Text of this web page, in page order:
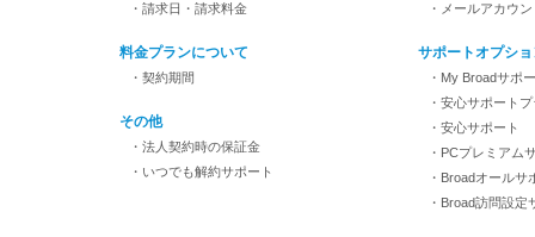
・請求日・請求料金
料金プランについて
・契約期間
その他
・法人契約時の保証金
・いつでも解約サポート
・メールアカウ
サポートオプシ
・My Broadサポ
・安心サポート
・安心サポート
・PCプレミアム
・Broadオールサ
・Broad訪問設定